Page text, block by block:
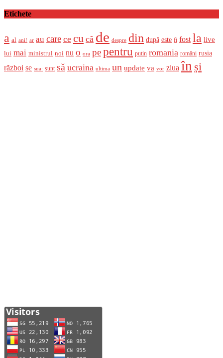
Etichete
a al ani! ar au care ce cu că de despre din după este fi fost la live
lui mai ministrul noi nu o ora pepentru putin romania români rusia
război se sua: sunt să ucraina ultima un update va vor ziua în și